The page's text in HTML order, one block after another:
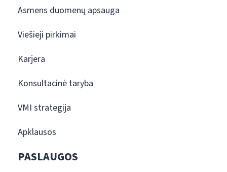
Asmens duomenų apsauga
Viešieji pirkimai
Karjera
Konsultacinė taryba
VMI strategija
Apklausos
PASLAUGOS